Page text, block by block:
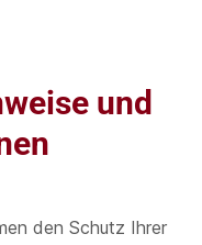
und
den Schutz Ihrer